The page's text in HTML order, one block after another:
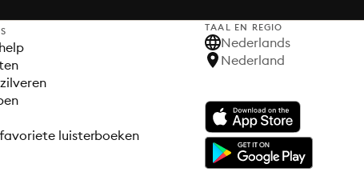
luisterboeken
TAAL EN REGIO
Nederlands
Nederland